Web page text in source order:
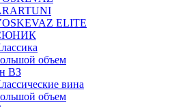
ELITE
объем
ВЗ
вина
объем